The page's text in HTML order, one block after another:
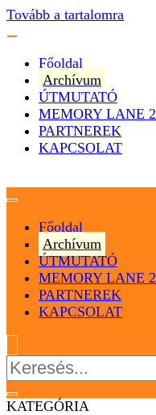
Tovább a tartalomra
Főoldal
Archívum
ÚTMUTATÓ
MEMORY LANE
PARTNEREK
KAPCSOLAT
Magyar Hip
Magyarország
Főoldal
Archívum
ÚTMUTATÓ
MEMORY LANE
PARTNEREK
KAPCSOLAT
Keresés:
KATEGÓRIA